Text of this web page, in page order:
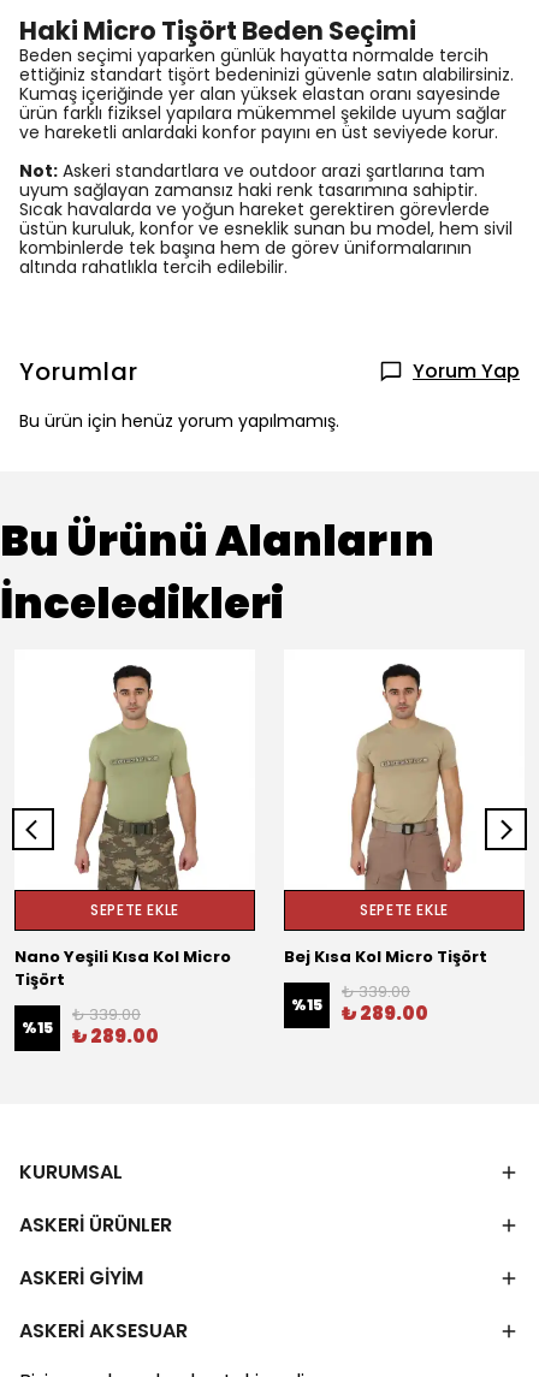
Haki Micro Tişört Beden Seçimi
Beden seçimi yaparken günlük hayatta normalde tercih
ettiğiniz standart tişört bedeninizi güvenle satın alabilirsiniz.
Kumaş içeriğinde yer alan yüksek elastan oranı sayesinde
ürün farklı fiziksel yapılara mükemmel şekilde uyum sağlar
ve hareketli anlardaki konfor payını en üst seviyede korur.
Not: Askeri standartlara ve outdoor arazi şartlarına tam
uyum sağlayan zamansız haki renk tasarımına sahiptir.
Sıcak havalarda ve yoğun hareket gerektiren görevlerde
üstün kuruluk, konfor ve esneklik sunan bu model, hem sivil
kombinlerde tek başına hem de görev üniformalarının
altında rahatlıkla tercih edilebilir.
Yorumlar Yorum Yap
Bu ürün için henüz yorum yapılmamış.
Bu Ürünü Alanların
İnceledikleri
SEPETE EKLE
Nano Yeşili Kısa Kol Micro
Tişört
%15
₺ 339.00
₺ 289.00
SEPETE EKLE
Bej Kısa Kol Micro Tişört
%15
₺ 339.00
₺ 289.00
KURUMSAL
ASKERİ ÜRÜNLER
ASKERİ GİYİM
ASKERİ AKSESUAR